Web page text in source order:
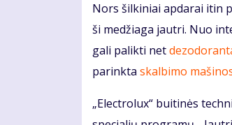
Nors šilkiniai apdarai itin
ši medžiaga jautri. Nuo
gali palikti net
parinkta skalbimo
„Electrolux“ buitinės